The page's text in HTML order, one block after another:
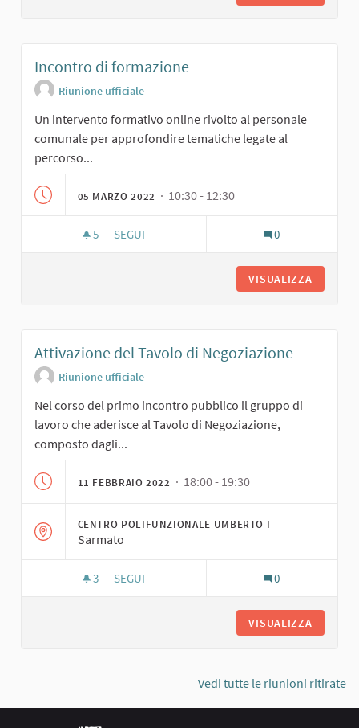
Incontro di formazione
Riunione ufficiale
Un intervento formativo online rivolto al personale
comunale per approfondire tematiche legate al
percorso...
05 MARZO 2022 · 10:30 - 12:30
5 5 SOSTENITORI
SEGUI 0
VISUALIZZA
Attivazione del Tavolo di Negoziazione
Riunione ufficiale
Nel corso del primo incontro pubblico il gruppo di
lavoro che aderisce al Tavolo di Negoziazione,
composto dagli...
11 FEBBRAIO 2022 · 18:00 - 19:30
CENTRO POLIFUNZIONALE UMBERTO I
Sarmato
3 3 SOSTENITORI
SEGUI 0
VISUALIZZA
Vedi tutte le riunioni ritirate